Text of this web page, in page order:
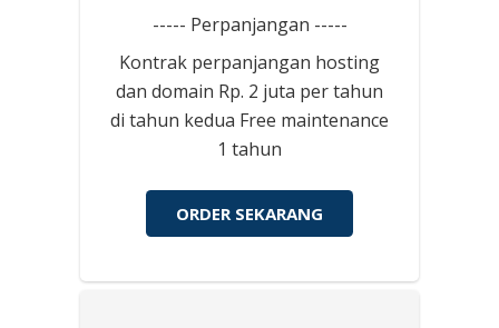
----- Perpanjangan -----
Kontrak perpanjangan hosting
dan domain Rp. 2 juta per tahun
di tahun kedua Free maintenance
1 tahun
ORDER SEKARANG